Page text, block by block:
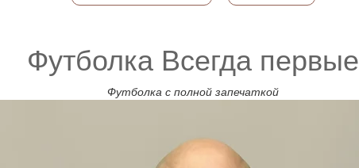
Футболка Всегда первые
Футболка с полной запечаткой